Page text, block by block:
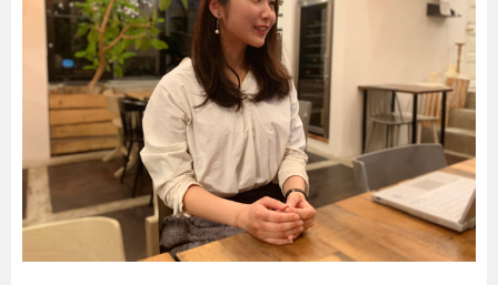
副業
グルメ スキル
暮らし エンタメ